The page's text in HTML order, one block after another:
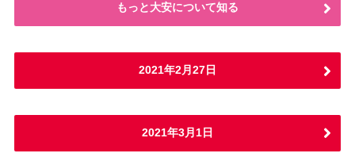
もっと大安について知る
2021年2月27日
2021年3月1日